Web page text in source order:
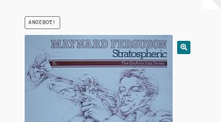
WarenkorbANGEBOT!